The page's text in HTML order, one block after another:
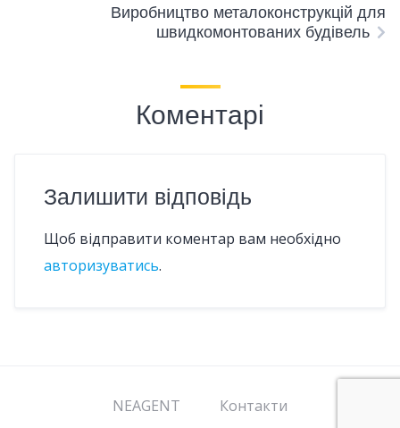
Виробництво металоконструкцій для
швидкомонтованих будівель
Коментарі
Залишити відповідь
Щоб відправити коментар вам необхідно
авторизуватись.
NEAGENT Контакти